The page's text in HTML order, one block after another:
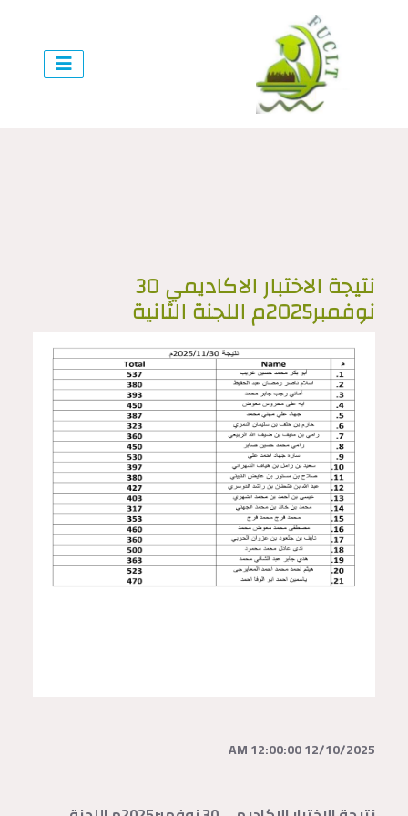
نتيجة الاختبار الاكاديمي 30
نوفمبر2025م اللجنة الثانية
12/10/2025 12:00:00 AM